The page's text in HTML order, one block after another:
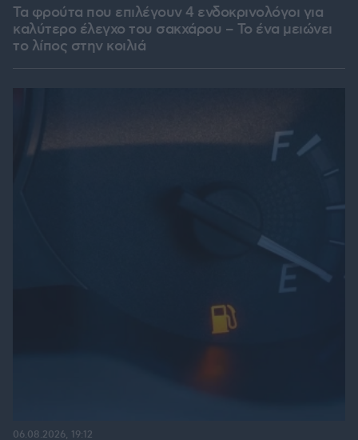
Τα φρούτα που επιλέγουν 4 ενδοκρινολόγοι για
καλύτερο έλεγχο του σακχάρου – Το ένα μειώνει
το λίπος στην κοιλιά
06.08.2026, 19:12